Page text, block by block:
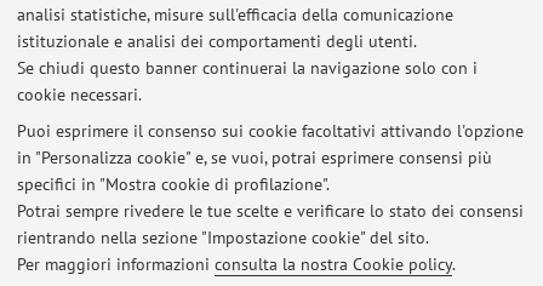
analisi statistiche, misure sull'efficacia della comunicazione
istituzionale e analisi dei comportamenti degli utenti.
Se chiudi questo banner continuerai la navigazione solo con i
cookie necessari.
Puoi esprimere il consenso sui cookie facoltativi attivando l'opzione
in "Personalizza cookie" e, se vuoi, potrai esprimere consensi più
specifici in "Mostra cookie di profilazione".
Potrai sempre rivedere le tue scelte e verificare lo stato dei consensi
rientrando nella sezione "Impostazione cookie" del sito.
Per maggiori informazioni consulta la nostra Cookie policy.
termico più caldaia di integrazione, sola caldaia a metano e
scaldabagno elettrico.
Ultimi avvisi
Al momento non sono presenti avvisi.